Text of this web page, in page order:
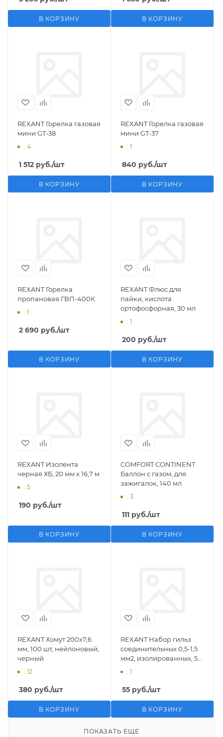
В КОРЗИНУ В КОРЗИНУ
REXANT Горелка газовая
мини GT-38
: 4
1 512 руб./шт
В КОРЗИНУ
REXANT Горелка газовая
мини GT-37
: 1
840 руб./шт
В КОРЗИНУ
REXANT Горелка
пропановая ГВП-400К
: 1
2 690 руб./шт
В КОРЗИНУ
REXANT Флюс для
пайки, кислота
ортофосфорная, 30 мл
: 1
200 руб./шт
В КОРЗИНУ
REXANT Изолента
черная ХБ, 20 мм х 16,7 м
: 5
190 руб./шт
В КОРЗИНУ
COMFORT CONTINENT
Баллон с газом, для
зажигалок, 140 мл
: 3
111 руб./шт
В КОРЗИНУ
REXANT Хомут 200х7,6
мм, 100 шт, нейлоновый,
черный
: 12
380 руб./шт
В КОРЗИНУ
REXANT Набор гильз
соединительных 0,5-1,5
мм2, изолированных, 5
: 1
55 руб./шт
В КОРЗИНУ
ПОКАЗАТЬ ЕЩЕ